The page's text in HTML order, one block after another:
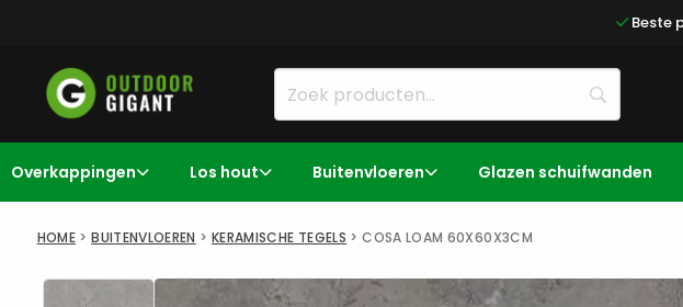
Beste
Overkappingen Los hout Buitenvloeren Glazen schuifwanden
HOME >BUITENVLOEREN > KERAMISCHE TEGELS >COSA LOAM 60X60X3CM